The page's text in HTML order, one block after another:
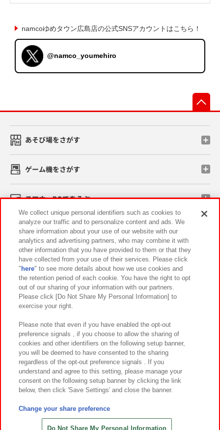
namcoゆめタウン広島店の公式SNSアカウントはこちら！
@namco_youmehiro
あそび場をさがす
ゲーム機をさがす
スマホ・PCであそぶ
イベント・キャンペーン
関連会社 サステナビリティ サイトポリシー
プライバシーポリシー ウェブアクセシビリティ方針と検証結果
お取引先さまとともに
カスタマーハラスメント対応方針 よくあるご質問・お問い合わせ
©Bandai Namco Amusement Inc.
©Bandai Namco Amusement Lab Inc.
©HANAYASHIKI Co., Ltd. All Rights Reserved.
We collect unique personal identifiers such as cookies to
analyze our traffic and to personalize content and ads. We
share information about your use of our website with our
analytics and advertising partners, who may combine it with
other information that you have provided to them or that they
have collected from your use of their services. Please click
" here" to see more details about how we use cookies and
the retention period of each cookie. You have the right to opt
out of our sharing of your information with our partners.
Please click [Do Not Share My Personal Information] to
exercise your right.
Please note that even if you have enabled the opt-out
preference signals , if you choose to allow the sharing of
cookies and other identifiers on the following setup banner,
you will be deemed to have consented to the sharing
regardless of the opt-out preference signals . If you
understand and agree to this setting, please manage your
consent on the following setup banner by clicking the link
below, then click 'Save Settings' and close the banner.
Change your share preference
Do Not Share My Personal Information